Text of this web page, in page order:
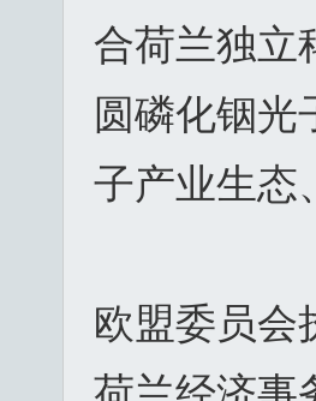
合荷兰独立
圆磷化铟光
子产业生态
欧盟委员会